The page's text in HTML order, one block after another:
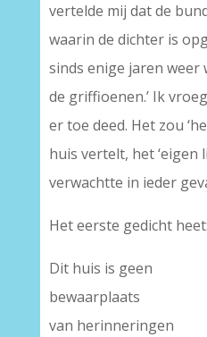
vertelde mij dat de
waarin de dichter is
sinds enige jaren weer
de griffioenen.’ Ik
er toe deed. Het zou
huis vertelt, het ‘eigen
verwachtte in ieder
Het eerste gedicht heet:
Dit huis is geen
bewaarplaats
van herinneringen